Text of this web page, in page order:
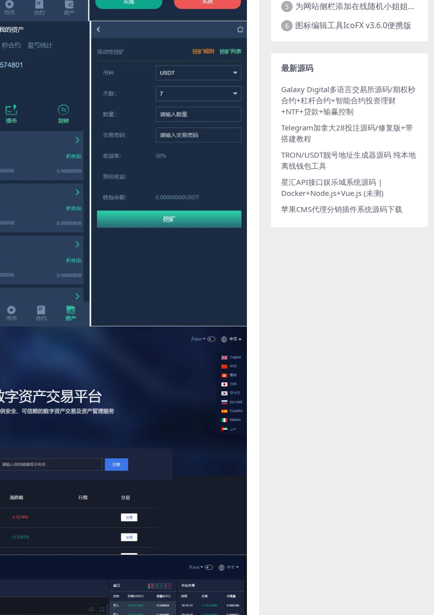
5 为网站侧栏添加在线随机小姐姐视频小功能源码
6 图标编辑工具IcoFX v3.6.0便携版
最新源码
Galaxy Digital多语言交易所源码/期权秒
合约+杠杆合约+智能合约投资理财
+NTF+贷款+输赢控制
Telegram加拿大28投注源码/修复版+带
搭建教程
TRON/USDT靓号地址生成器源码 纯本地
离线钱包工具
星汇API接口娱乐城系统源码 |
Docker+Node.js+Vue.js (未测)
苹果CMS代理分销插件系统源码下载